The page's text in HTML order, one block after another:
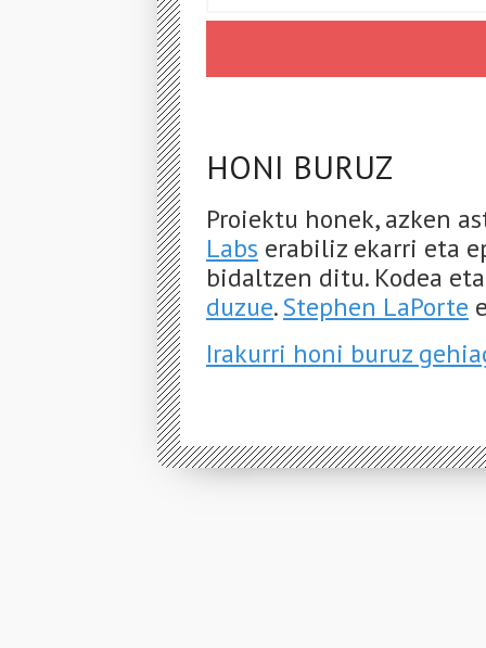
HONI BURUZ
Proiektu honek, azken
Labs erabiliz ekarri eta
bidaltzen ditu. Kodea
duzue.Stephen LaPorte
Irakurri honi buruz